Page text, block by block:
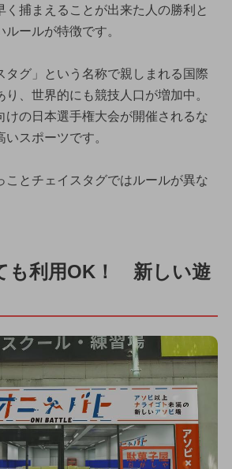
く捕まえることが出来た人の勝利と
ールが特徴です。
タグ」という名称で親しまれる国際
り、世界的にも競技人口が増加中。
けの日本選手権大会が開催されるな
スポーツです。
とチェイスタグではルールが異な
も利用OK！ 新しい遊